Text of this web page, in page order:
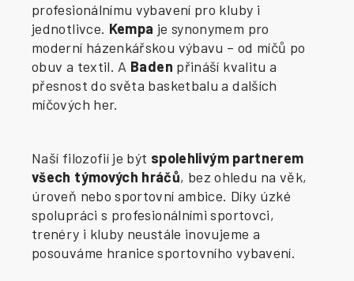
profesionálnímu vybavení pro kluby i
jednotlivce. Kempa je synonymem pro
moderní házenkářskou výbavu – od míčů po
obuv a textil. A Baden přináší kvalitu a
přesnost do světa basketbalu a dalších
míčových her.
Naší filozofií je být spolehlivým partnerem
všech týmových hráčů, bez ohledu na věk,
úroveň nebo sportovní ambice. Díky úzké
spolupráci s profesionálními sportovci,
trenéry i kluby neustále inovujeme a
posouváme hranice sportovního vybavení.